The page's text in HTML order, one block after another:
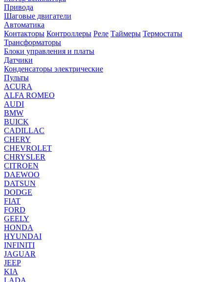
Привода
Шаговые двигатели
Автоматика
Контакторы Контроллеры Реле Таймеры Термостаты
Трансформаторы
Блоки управления и платы
Датчики
Конденсаторы электрические
Пульты
ACURA
ALFA ROMEO
AUDI
BMW
BUICK
CADILLAC
CHERY
CHEVROLET
CHRYSLER
CITROEN
DAEWOO
DATSUN
DODGE
FIAT
FORD
GEELY
HONDA
HYUNDAI
INFINITI
JAGUAR
JEEP
KIA
LADA